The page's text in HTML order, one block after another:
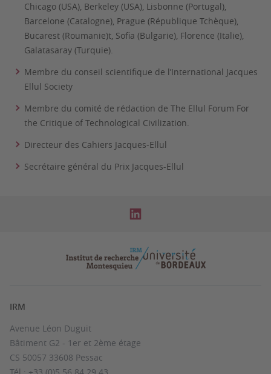
Chicago (USA), Berkeley (USA), Lisbonne (Portugal),
Barcelone (Catalogne), Prague (République Tchèque),
Bucarest (Roumanie)t, Sofia (Bulgarie), Florence (Italie),
Galatasaray (Turquie).
Membre du conseil scientifique de l’International Jacques
Ellul Society
Membre du comité de rédaction de The Ellul Forum For
the Critique of Technological Civilization.
Directeur des Cahiers Jacques-Ellul
Secrétaire général du Prix Jacques-Ellul
IRM
Avenue Léon Duguit
Bâtiment G2 - 1er et 2ème étage
CS 50057 33608 Pessac